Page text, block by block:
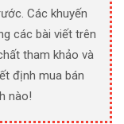
Các khuyến
các bài viết trên
tham khảo và
định mua bán
nào!